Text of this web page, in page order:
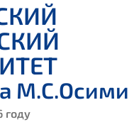
М.С.Осими
году